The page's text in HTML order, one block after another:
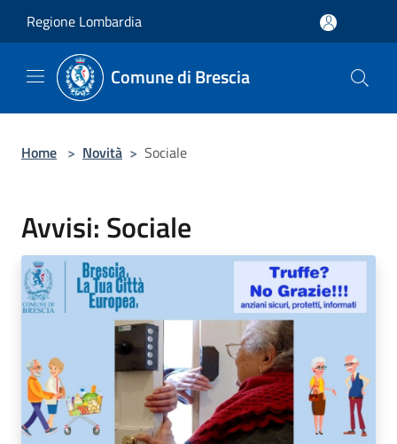
Regione Lombardia
Comune di Brescia
Home > Novità > Sociale
Avvisi: Sociale